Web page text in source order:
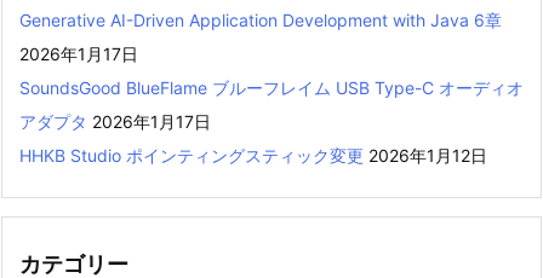
Generative AI-Driven Application Development with Java 6章
2026年1月17日
SoundsGood BlueFlame ブルーフレイム USB Type-C オーディオ
アダプタ 2026年1月17日
HHKB Studio ポインティングスティック変更 2026年1月12日
カテゴリー